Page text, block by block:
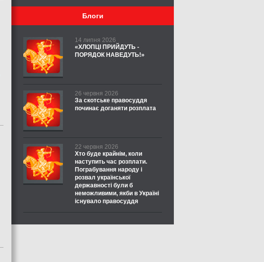
Блоги
14 липня 2026
«ХЛОПЦІ ПРИЙДУТЬ -
ПОРЯДОК НАВЕДУТЬ!»
26 червня 2026
За скотське правосуддя
починає доганяти розплата
22 червня 2026
Хто буде крайнім, коли
наступить час розплати.
Пограбування народу і
розвал української
державності були б
неможливими, якби в Україні
існувало правосуддя